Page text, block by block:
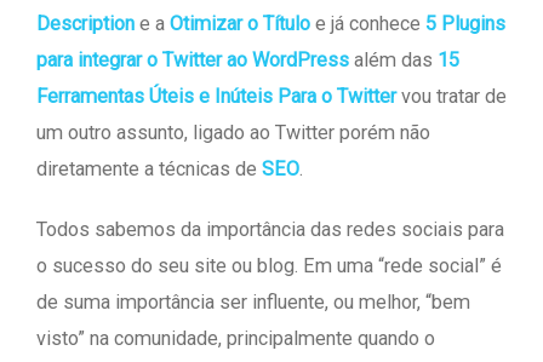
Description e a Otimizar o Título e já conhece 5 Plugins
para integrar o Twitter ao WordPress além das 15
Ferramentas Úteis e Inúteis Para o Twittervou tratar de
um outro assunto, ligado ao Twitter porém não
diretamente a técnicas de SEO.
Todos sabemos da importância das redes sociais para
o sucesso do seu site ou blog. Em uma “rede social” é
de suma importância ser influente, ou melhor, “bem
visto” na comunidade, principalmente quando o